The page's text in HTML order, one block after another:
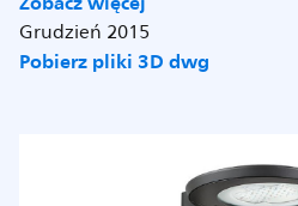
Grudzień 2015
Pobierz pliki 3D dwg